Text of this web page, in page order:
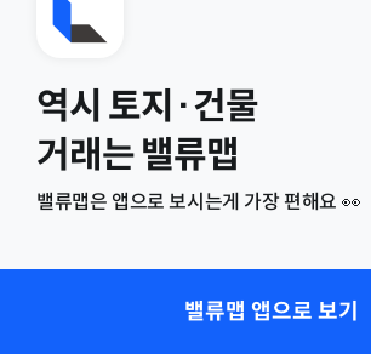
역시 토지·건물
거래는 밸류맵
밸류맵은 앱으로 보시는게 가장 편해요 👀
밸류맵 앱으로 보기